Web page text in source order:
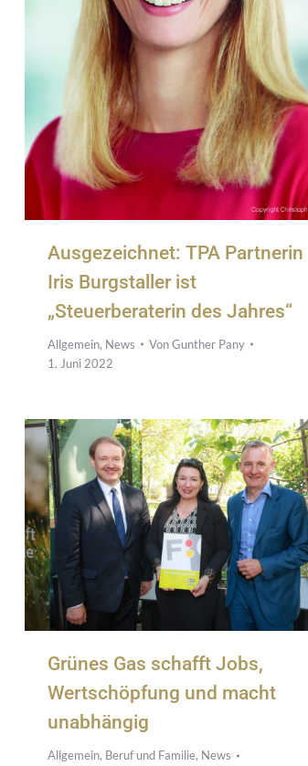
Ausgezeichnet: TPA Partnerin
Iris Burgstaller ist
„Steuerberaterin des Jahres“
Allgemein, News VonGunther Pany
1. Juni 2022
Grünes Gas schafft Jobs,
Wertschöpfung und macht
unabhängig
Allgemein, Beruf und Familie, News